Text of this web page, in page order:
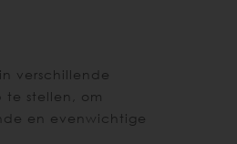
verschillende
te stellen, om
en evenwichtige